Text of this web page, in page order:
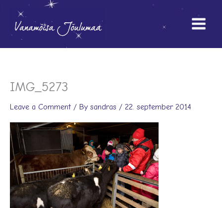
content
IMG_5273
Leave a Comment / By sandras / 22. september 2014